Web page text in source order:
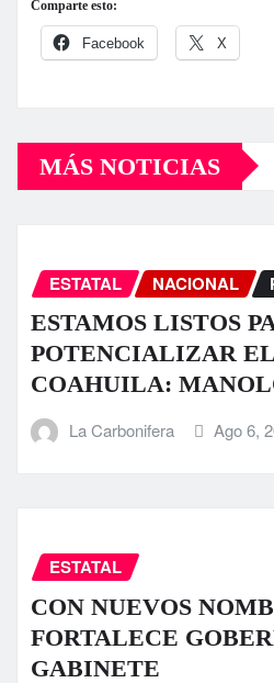
Comparte esto:
Facebook X
MÁS NOTICIAS
ESTATAL NACIONAL
ESTAMOS LISTOS
POTENCIALIZAR
COAHUILA:
La Carbonifera Ago 6,
ESTATAL
CON NUEVOS
FORTALECE
GABINETE